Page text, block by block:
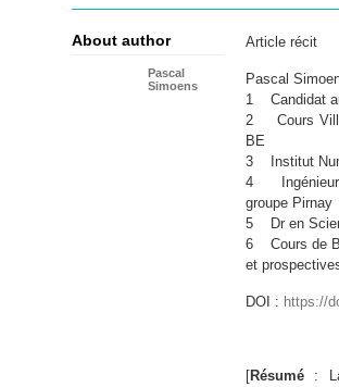
Article récit
Pascal
1 Candidat
2 Cours
BE
3 Institut
4 Ingénieur
groupe Pirnay
5 Dr en
6 Cours de
et
DOI : https://
[Résumé :
About author
Pascal
Simoens